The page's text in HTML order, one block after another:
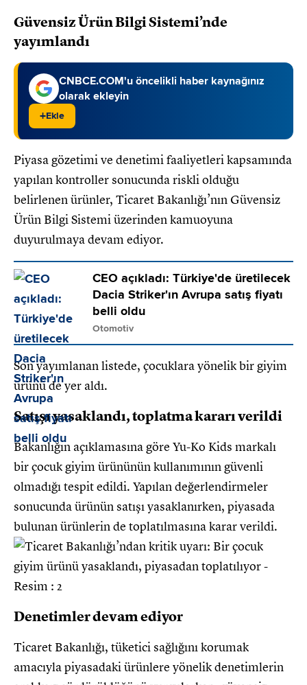
Güvensiz Ürün Bilgi Sistemi’nde
yayımlandı
CNBCE.COM'u öncelikli haber kaynağınız
olarak ekleyin
+Ekle
Piyasa gözetimi ve denetimi faaliyetleri kapsamında
yapılan kontroller sonucunda riskli olduğu
belirlenen ürünler, Ticaret Bakanlığı’nın Güvensiz
Ürün Bilgi Sistemi üzerinden kamuoyuna
duyurulmaya devam ediyor.
CEO açıkladı: Türkiye'de üretilecek
Dacia Striker'ın Avrupa satış fiyatı
belli oldu
Otomotiv
Son yayımlanan listede, çocuklara yönelik bir giyim
ürünü de yer aldı.
Satışı yasaklandı, toplatma kararı verildi
Bakanlığın açıklamasına göre Yu-Ko Kids markalı
bir çocuk giyim ürününün kullanımının güvenli
olmadığı tespit edildi. Yapılan değerlendirmeler
sonucunda ürünün satışı yasaklanırken, piyasada
bulunan ürünlerin de toplatılmasına karar verildi.
Denetimler devam ediyor
Ticaret Bakanlığı, tüketici sağlığını korumak
amacıyla piyasadaki ürünlere yönelik denetimlerin